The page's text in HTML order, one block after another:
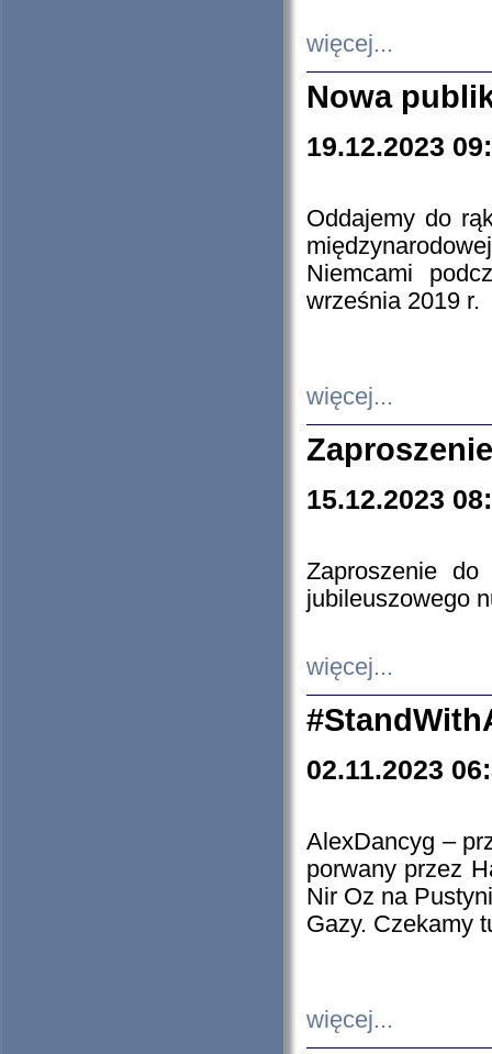
więcej...
Nowa
19.12.2023
Oddajemy do
Niemcami
września 2019 r.
więcej...
15.12.2023
Zaproszenie do
jubileuszowego
więcej...
02.11.2023
AlexDancyg –
porwany przez
Nir Oz na
Gazy. Czekamy
więcej...